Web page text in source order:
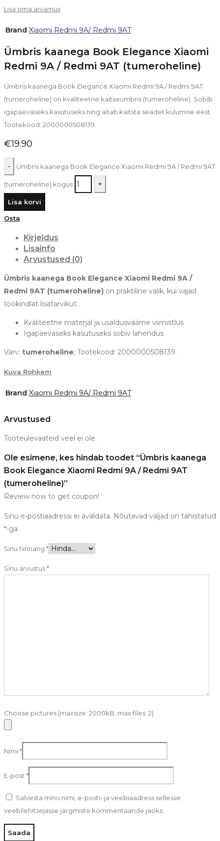
Lisa oma arvamus
Brand Xiaomi Redmi 9A/ Redmi 9AT
Ümbris kaanega Book Elegance Xiaomi
Redmi 9A / Redmi 9AT (tumeroheline)
Ümbris kaanega Book Elegance Xiaomi Redmi 9A / Redmi 9AT
(tumeroheline) on kvaliteetne kaitseümbris (tumeroheline). Sobib
igapäevaseks kasutuseks ning aitab kaitsta seadet kulumise eest.
Tootekood: 2000000508139.
€19.90
Ümbris kaanega Book Elegance Xiaomi Redmi 9A / Redmi 9AT
(tumeroheline) kogus
Lisa korvi
Osta
Kirjeldus
Lisainfo
Arvustused (0)
Ümbris kaanega Book Elegance Xiaomi Redmi 9A /
Redmi 9AT (tumeroheline) on praktiline valik, kui vajad
töökindlat lisatarvikut.
Kvaliteetne materjal ja usaldusväärne viimistlus
Igapäevaseks kasutuseks sobiv lahendus
Värv: tumeroheline; Tootekood: 2000000508139.
Kuva Rohkem
Brand Xiaomi Redmi 9A/ Redmi 9AT
Arvustused
Tooteülevaateid veel ei ole.
Ole esimene, kes hindab toodet “Ümbris kaanega
Book Elegance Xiaomi Redmi 9A / Redmi 9AT
(tumeroheline)”
Review now to get coupon!
Sinu e-postiaadressi ei avaldata. Nõutavad väljad on tähistatud
*-ga
Sinu hinnang *
Sinu arvustus*
Choose pictures (maxsize: 2000kB, max files: 2)
Nimi*
E-post *
Salvesta minu nimi, e-posti- ja veebiaadress sellesse
veebilehitsejasse järgmiste kommentaaride jaoks.